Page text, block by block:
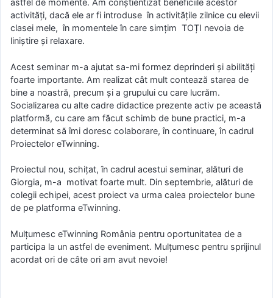
astfel de momente. Am conștientizat beneficiile acestor
activități, dacă ele ar fi introduse în activitățile zilnice cu elevii
clasei mele, în momentele în care simțim TOȚI nevoia de
liniștire și relaxare.
Acest seminar m-a ajutat sa-mi formez deprinderi și abilități
foarte importante. Am realizat cât mult contează starea de
bine a noastră, precum și a grupului cu care lucrăm.
Socializarea cu alte cadre didactice prezente activ pe această
platformă, cu care am făcut schimb de bune practici, m-a
determinat să îmi doresc colaborare, în continuare, în cadrul
Proiectelor eTwinning.
Proiectul nou, schițat, în cadrul acestui seminar, alături de
Giorgia, m-a motivat foarte mult. Din septembrie, alături de
colegii echipei, acest proiect va urma calea proiectelor bune
de pe platforma eTwinning.
Mulțumesc eTwinning România pentru oportunitatea de a
participa la un astfel de eveniment. Mulțumesc pentru sprijinul
acordat ori de câte ori am avut nevoie!